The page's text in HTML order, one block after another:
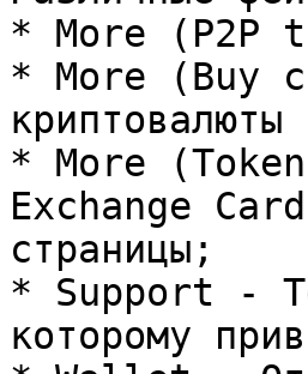
* More (P2P
* More (Buy
* More
Exchange
страницы;
* Support -
которому